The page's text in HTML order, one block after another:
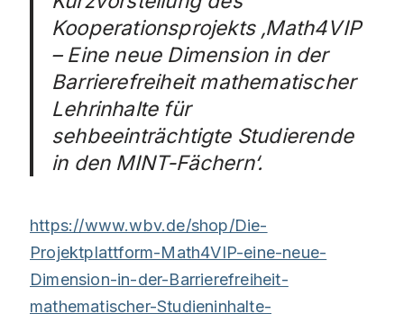
Kooperationsprojekts ‚Math4VIP
– Eine neue Dimension in der
Barrierefreiheit mathematischer
Lehrinhalte für
sehbeeinträchtigte Studierende
in den MINT-Fächern‘.
https://www.wbv.de/shop/Die-
Projektplattform-Math4VIP-eine-neue-
Dimension-in-der-Barrierefreiheit-
mathematischer-Studieninhalte-